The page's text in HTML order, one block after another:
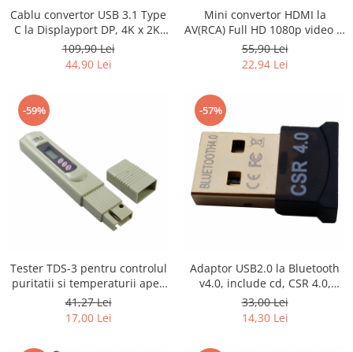
Cablu convertor USB 3.1 Type
C la Displayport DP, 4K x 2K,
1.8m, HOPE R
109,90 Lei
44,90 Lei
Mini convertor HDMI la
AV(RCA) Full HD 1080p video si
audio stereo, HOPE R
55,90 Lei
22,94 Lei
-59%
Tester TDS-3 pentru controlul
puritatii si temperaturii apei,
LCD
41,27 Lei
17,00 Lei
-57%
Adaptor USB2.0 la Bluetooth
v4.0, include cd, CSR 4.0,
HOPE R
33,00 Lei
14,30 Lei